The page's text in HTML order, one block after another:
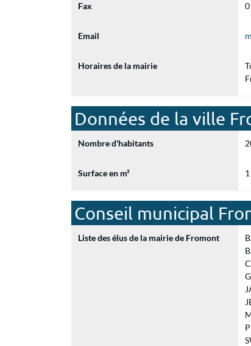
Fax
Email
Horaires de la mairie
Données de la ville
Nombre d'habitants
Surface en m²
Conseil municipal
Liste des élus de la mairie de Fromont